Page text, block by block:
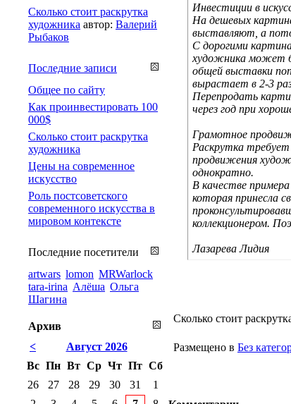
Инвестиции в
На дешевых
выставляют, а
С дорогими
художника может
общей выставки
вырастает в 2-3
Перепродать
через год при
Грамотное
Раскрутка
продвижения
однократно.
В качестве
которая принесла
коллекционером.
Лазарева Лидия
Сколько стоит
Размещено в Без
Сколько стоит раскрутка
художника автор: Валерий
Рыбаков
Последние записи
Общее по сайту
Как проинвестировать 100
000$
Сколько стоит раскрутка
художника
Цены на современное
искусство
Роль постсоветского
современного искусства в
мировом контексте
Последние посетители
artwars lomon MRWarlock
tara-irina Алёша Ольга
Шагина
Архив
<
Август 2026
Вс Пн Вт Ср Чт Пт Сб
26
27 28 29 30 31
1